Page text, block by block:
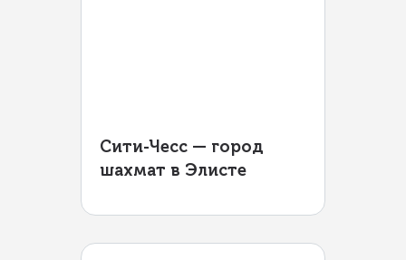
Сити-Чесс — город
шахмат в Элисте